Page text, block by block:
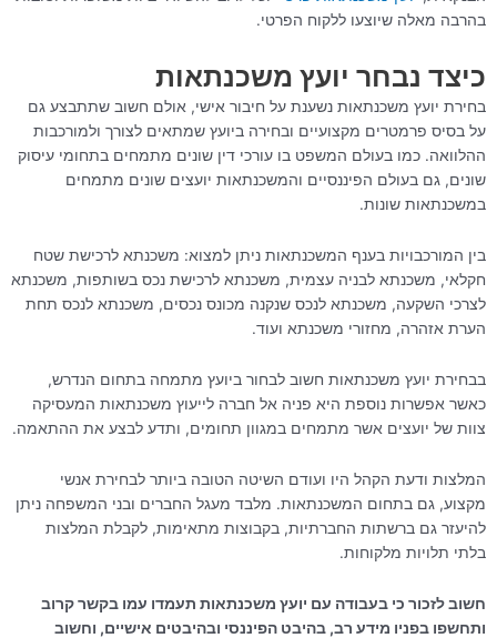
בהרבה מאלה שיוצעו ללקוח הפרטי.
כיצד נבחר יועץ משכנתאות
בחירת יועץ משכנתאות נשענת על חיבור אישי, אולם חשוב שתתבצע גם
על בסיס פרמטרים מקצועיים ובחירה ביועץ שמתאים לצורך ולמורכבות
ההלוואה. כמו בעולם המשפט בו עורכי דין שונים מתמחים בתחומי עיסוק
שונים, גם בעולם הפיננסיים והמשכנתאות יועצים שונים מתמחים
במשכנתאות שונות.
בין המורכבויות בענף המשכנתאות ניתן למצוא: משכנתא לרכישת שטח
חקלאי, משכנתא לבניה עצמית, משכנתא לרכישת נכס בשותפות, משכנתא
לצרכי השקעה, משכנתא לנכס שנקנה מכונס נכסים, משכנתא לנכס תחת
הערת אזהרה, מחזורי משכנתא ועוד.
בבחירת יועץ משכנתאות חשוב לבחור ביועץ מתמחה בתחום הנדרש,
כאשר אפשרות נוספת היא פניה אל חברה לייעוץ משכנתאות המעסיקה
צוות של יועצים אשר מתמחים במגוון תחומים, ותדע לבצע את ההתאמה.
המלצות ודעת הקהל היו ועודם השיטה הטובה ביותר לבחירת אנשי
מקצוע, גם בתחום המשכנתאות. מלבד מעגל החברים ובני המשפחה ניתן
להיעזר גם ברשתות החברתיות, בקבוצות מתאימות, לקבלת המלצות
בלתי תלויות מלקוחות.
חשוב לזכור כי בעבודה עם יועץ משכנתאות תעמדו עמו בקשר קרוב
ותחשפו בפניו מידע רב, בהיבט הפיננסי ובהיבטים אישיים, וחשוב